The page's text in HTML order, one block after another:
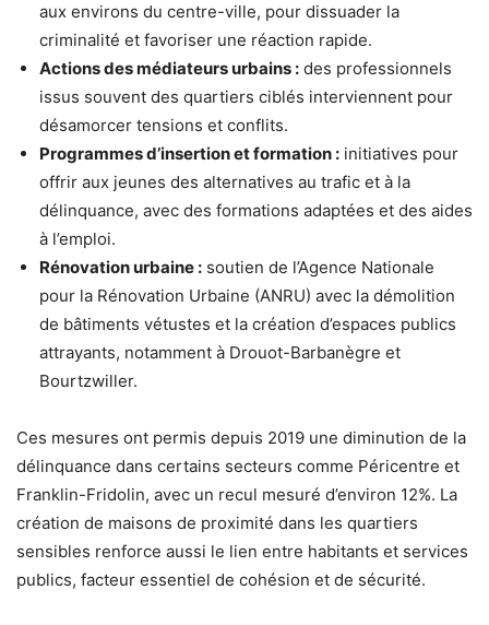
aux environs du centre-ville, pour dissuader la
criminalité et favoriser une réaction rapide.
Actions des médiateurs urbains : des professionnels
issus souvent des quartiers ciblés interviennent pour
désamorcer tensions et conflits.
Programmes d’insertion et formation : initiatives pour
offrir aux jeunes des alternatives au trafic et à la
délinquance, avec des formations adaptées et des aides
à l’emploi.
Rénovation urbaine : soutien de l’Agence Nationale
pour la Rénovation Urbaine (ANRU) avec la démolition
de bâtiments vétustes et la création d’espaces publics
attrayants, notamment à Drouot-Barbanègre et
Bourtzwiller.
Ces mesures ont permis depuis 2019 une diminution de la
délinquance dans certains secteurs comme Péricentre et
Franklin-Fridolin, avec un recul mesuré d’environ 12%. La
création de maisons de proximité dans les quartiers
sensibles renforce aussi le lien entre habitants et services
publics, facteur essentiel de cohésion et de sécurité.